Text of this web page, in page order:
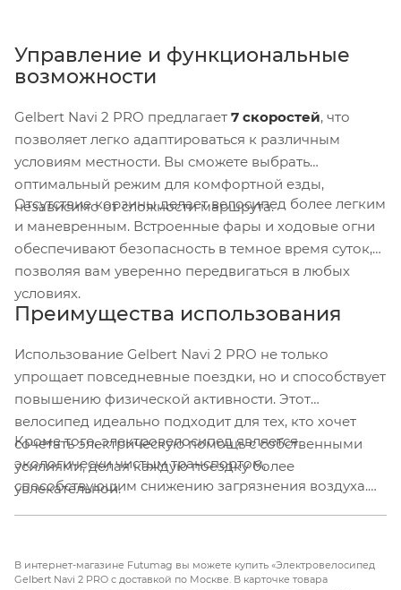
Управление и функциональные
возможности
Gelbert Navi 2 PRO предлагает 7 скоростей, что
позволяет легко адаптироваться к различным
условиям местности. Вы сможете выбрать
оптимальный режим для комфортной езды,
независимо от сложности маршрута.
Отсутствие корзины делает велосипед более легким
и маневренным. Встроенные фары и ходовые огни
обеспечивают безопасность в темное время суток,
позволяя вам уверенно передвигаться в любых
условиях.
Преимущества использования
Использование Gelbert Navi 2 PRO не только
упрощает повседневные поездки, но и способствует
повышению физической активности. Этот
велосипед идеально подходит для тех, кто хочет
сочетать электрическую помощь с собственными
усилиями, делая каждую поездку более
увлекательной.
Кроме того, электровелосипед является
экологически чистым транспортом,
способствующим снижению загрязнения воздуха.
В интернет-магазине Futumag вы можете купить «Электровелосипед
Gelbert Navi 2 PRO с доставкой по Москве. В карточке товара